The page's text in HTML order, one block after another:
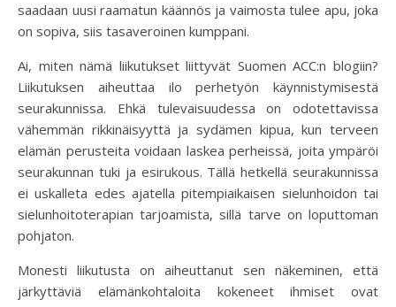
saadaan uusi raamatun käännös ja vaimosta tulee apu, joka
on sopiva, siis tasaveroinen kumppani.
Ai, miten nämä liikutukset liittyvät Suomen ACC:n blogiin?
Liikutuksen aiheuttaa ilo perhetyön käynnistymisestä
seurakunnissa. Ehkä tulevaisuudessa on odotettavissa
vähemmän rikkinäisyyttä ja sydämen kipua, kun terveen
elämän perusteita voidaan laskea perheissä, joita ympäröi
seurakunnan tuki ja esirukous. Tällä hetkellä seurakunnissa
ei uskalleta edes ajatella pitempiaikaisen sielunhoidon tai
sielunhoitoterapian tarjoamista, sillä tarve on loputtoman
pohjaton.
Monesti liikutusta on aiheuttanut sen näkeminen, että
järkyttäviä elämänkohtaloita kokeneet ihmiset ovat